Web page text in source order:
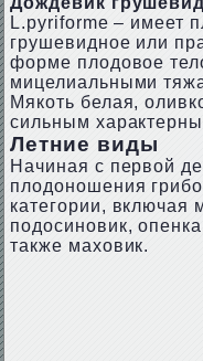
L.рyrifоrmе – имеет
грушевидное или
форме плодовое
мицелиальными
Мякоть белая,
сильным
Летние виды
Начиная с первой
плодоношения
категории, включая
подосиновик,
также маховик.